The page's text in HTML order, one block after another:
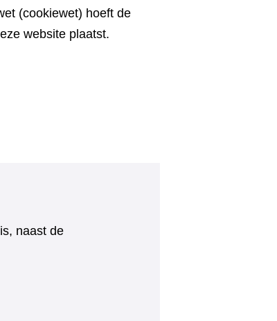
(cookiewet) hoeft de
website plaatst.
naast de